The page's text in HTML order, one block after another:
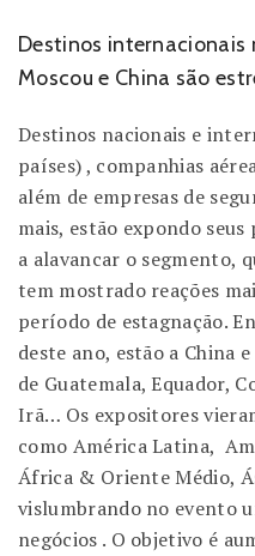
Destinos internacionais
Moscou e China são
Destinos nacionais e
países) , companhias
além de empresas de
mais, estão expondo
a alavancar o segmento,
tem mostrado reações
período de estagnação.
deste ano, estão a China
de Guatemala, Equador,
Irã… Os expositores
como América Latina,
África & Oriente Médio,
vislumbrando no evento
negócios . O objetivo é